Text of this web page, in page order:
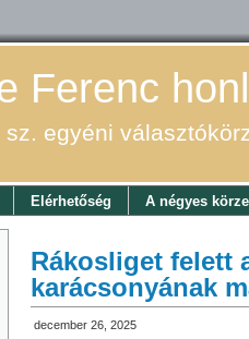
Ferenc
sz. egyéni
Elérhetőség A négyes
Rákosliget felett
karácsonyának
december 26, 2025